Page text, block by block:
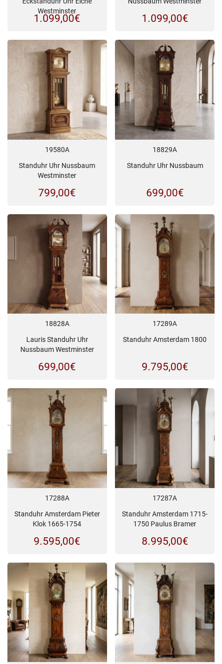
Westminster
1.099,00€ 1.099,00€
19580A
Standuhr Uhr Nussbaum
Westminster
799,00€
18829A
Standuhr Uhr Nussbaum
699,00€
18828A
Lauris Standuhr Uhr
Nussbaum Westminster
699,00€
17289A
Standuhr Amsterdam 1800
9.795,00€
17288A
Standuhr Amsterdam Pieter
Klok 1665-1754
9.595,00€
17287A
Standuhr Amsterdam 1715-
1750 Paulus Bramer
8.995,00€